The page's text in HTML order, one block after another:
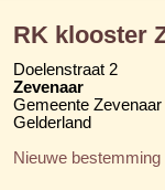
RK klooster
Doelenstraat 2
Zevenaar
Gemeente Zevenaar
Gelderland
Nieuwe bestemming